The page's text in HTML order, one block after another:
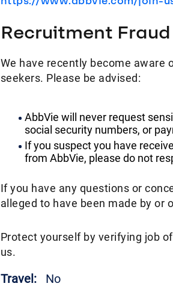
Recruitment
We have recently become aware
seekers. Please be advised:
AbbVie will never request
social security numbers, or
If you suspect you have
from AbbVie, please do not
If you have any questions or
alleged to have been made by or
Protect yourself by verifying job
us.
Travel: No